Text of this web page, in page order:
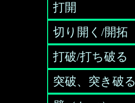
打開
切り開く/開拓
打破/打ち破る
突破、突き破る